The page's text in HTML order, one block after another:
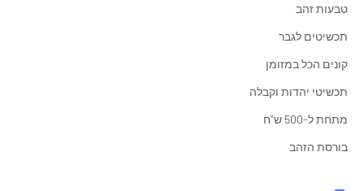
טבעות זהב
תכשיטים לגבר
קונים הכל במזומן
תכשיטי יהדות וקבלה
מתחת ל-500 ש"ח
בורסת הזהב